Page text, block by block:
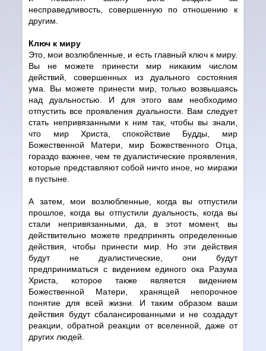
несправедливость, совершенную по отношению к
другим.
Ключ к миру
Это, мои возлюбленные, и есть главный ключ к миру.
Вы не можете принести мир никаким числом
действий, совершенных из дуального состояния
ума. Вы можете принести мир, только возвышаясь
над дуальностью. И для этого вам необходимо
отпустить все проявления дуальности. Вам следует
стать непривязанными к ним так, чтобы вы знали,
что мир Христа, спокойствие Будды, мир
Божественной Матери, мир Божественного Отца,
гораздо важнее, чем те дуалистические проявления,
которые представляют собой ничто иное, но миражи
в пустыне.
А затем, мои возлюбленные, когда вы отпустили
прошлое, когда вы отпустили дуальность, когда вы
стали непривязанными, да, в этот момент, вы
действительно можете предпринять определенные
действия, чтобы принести мир. Но эти действия
будут не дуалистические, они будут
предприниматься с видением единого ока Разума
Христа, которое также является видением
Божественной Матери, хранящей непорочное
понятие для всей жизни. И таким образом ваши
действия будут сбалансированными и не создадут
реакции, обратной реакции от вселенной, даже от
других людей.